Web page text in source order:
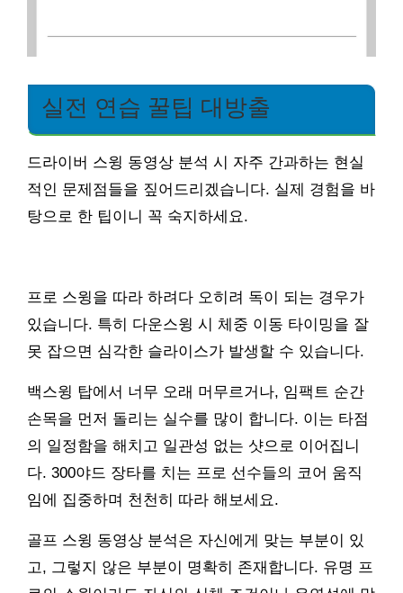
실전 연습 꿀팁 대방출
드라이버 스윙 동영상 분석 시 자주 간과하는 현실
적인 문제점들을 짚어드리겠습니다. 실제 경험을 바
탕으로 한 팁이니 꼭 숙지하세요.
프로 스윙을 따라 하려다 오히려 독이 되는 경우가
있습니다. 특히 다운스윙 시 체중 이동 타이밍을 잘
못 잡으면 심각한 슬라이스가 발생할 수 있습니다.
백스윙 탑에서 너무 오래 머무르거나, 임팩트 순간
손목을 먼저 돌리는 실수를 많이 합니다. 이는 타점
의 일정함을 해치고 일관성 없는 샷으로 이어집니
다. 300야드 장타를 치는 프로 선수들의 코어 움직
임에 집중하며 천천히 따라 해보세요.
골프 스윙 동영상 분석은 자신에게 맞는 부분이 있
고, 그렇지 않은 부분이 명확히 존재합니다. 유명 프